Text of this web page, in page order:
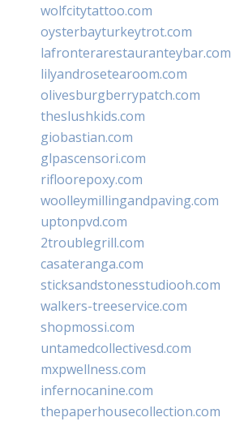
wolfcitytattoo.com
oysterbayturkeytrot.com
lafronterarestauranteybar.com
lilyandrosetearoom.com
olivesburgberrypatch.com
theslushkids.com
giobastian.com
glpascensori.com
rifloorepoxy.com
woolleymillingandpaving.com
uptonpvd.com
2troublegrill.com
casateranga.com
sticksandstonesstudiooh.com
walkers-treeservice.com
shopmossi.com
untamedcollectivesd.com
mxpwellness.com
infernocanine.com
thepaperhousecollection.com